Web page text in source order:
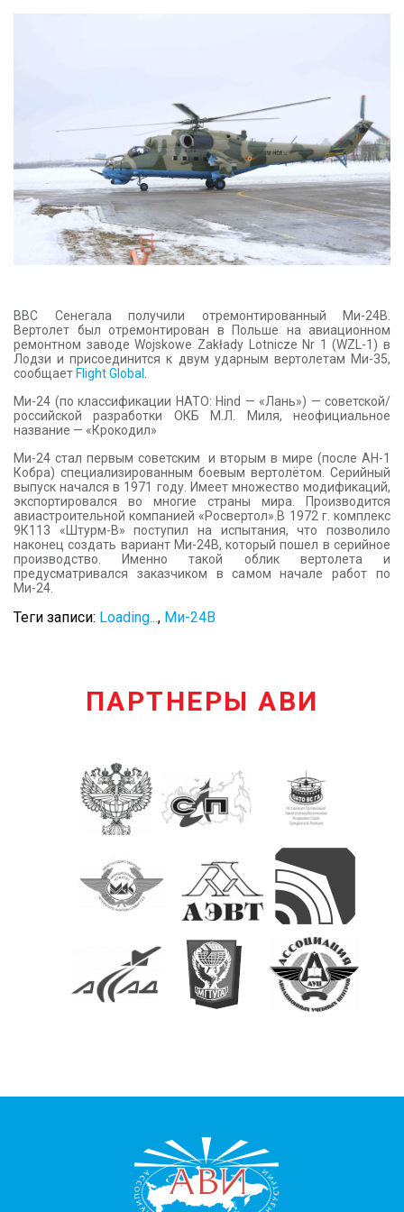
КОНТАКТЫ
ВВС Сенегала получили отремонтированный Ми-24В.
Вертолет был отремонтирован в
Польше на авиационном
ремонтном заводе Wojskowe Zakłady Lotnicze Nr 1 (WZL-1) в
Лодзии присоединится к двум ударным вертолетам Ми-35,
сообщает Flight Global
Ми-24 (по классификации НАТО: Hind — «Лань») — советской/
российской разработки ОКБ М.Л. Миля, неофициальное
название — «Крокодил»
Ми-24 стал первым советским и вторым в мире (после AH-1
Кобра) специализированным боевым вертолётом. Серийный
выпуск начался в 1971 году. Имеет множество модификаций,
экспортировался во многие страны мира. Производится
авиастроительной компанией «Росвертол».В 1972 г. комплекс
9К113 «Штурм-В» поступил на испытания, что позволило
наконец создать вариант Ми-24В, который пошел в серийное
производство. Именно такой облик вертолета и
предусматривался заказчиком в самом начале работ по
Ми-24.
Теги записи: Loading..., Ми-24В
ПАРТНЕРЫ АВИ